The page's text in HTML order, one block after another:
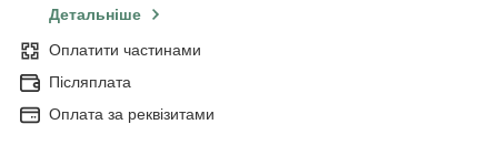
Детальніше
Оплатити частинами
Післяплата
Оплата за реквізитами